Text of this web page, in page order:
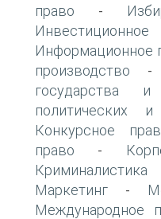
право -
Информационное
производство -
государства
политических
Конкурсное
право -
Криминалистика
Маркетинг -
Международное